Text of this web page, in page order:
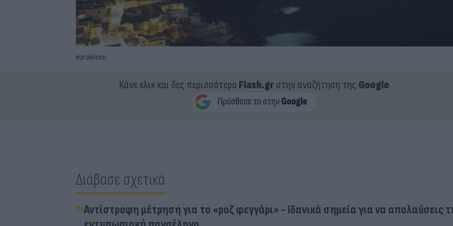
eurokinissi
Κάνε κλικ και δες περισσότερο Flash.grστην αναζήτηση της Google
Διάβασε σχετικά
Αντίστροφη μέτρηση για το «ροζ φεγγάρι» - Ιδανικά σημεία για να απολαύσεις